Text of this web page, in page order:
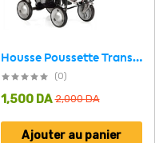
Housse Poussette Transparente et Imperméable Taille Standard – غطاء عربة الأطفال
(0)
2,000DA
1,500 DA
Ajouter au panier